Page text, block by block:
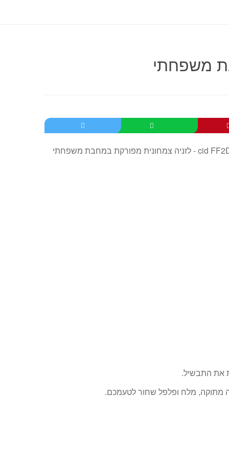
משפחתי
את התבשיל.